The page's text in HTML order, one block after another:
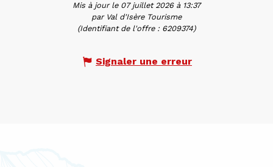
Mis à jour le 07 juillet 2026 à 13:37
par Val d'Isère Tourisme
(Identifiant de l'offre : 6209374)
Signaler une erreur